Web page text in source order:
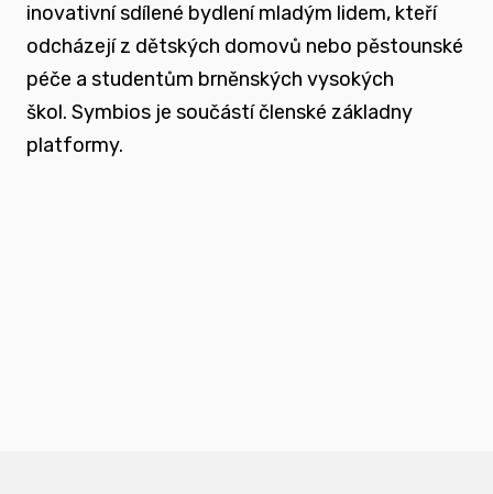
rozvíjet dialog a vést kontruktivní debaty
spojené se změnou systému péče o
podporovat vzdělání a osvětu nejen u
inovativní sdílené bydlení mladým lidem, kteří
odcházejí z dětských domovů nebo pěstounské
péče a studentům brněnských vysokých
škol. Symbios je součástí členské základny
platformy.